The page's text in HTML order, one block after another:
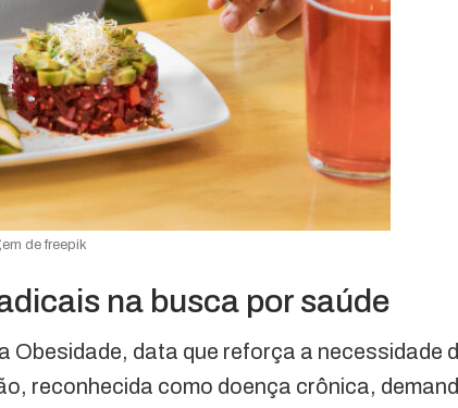
de freepik
na busca por saúde
Obesidade, data que reforça a necessidade
reconhecida como doença crônica,